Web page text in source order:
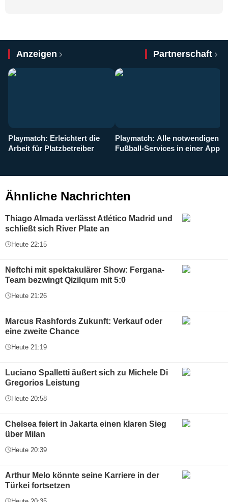
Anzeigen Partnerschaft
Playmatch: Erleichtert die
Arbeit für Platzbetreiber
Playmatch: Alle notwendigen
Fußball-Services in einer App
Ähnliche Nachrichten
Thiago Almada verlässt Atlético Madrid und
schließt sich River Plate an
Heute 22:15
Neftchi mit spektakulärer Show: Fergana-
Team bezwingt Qizilqum mit 5:0
Heute 21:26
Marcus Rashfords Zukunft: Verkauf oder
eine zweite Chance
Heute 21:19
Luciano Spalletti äußert sich zu Michele Di
Gregorios Leistung
Heute 20:58
Chelsea feiert in Jakarta einen klaren Sieg
über Milan
Heute 20:39
Arthur Melo könnte seine Karriere in der
Türkei fortsetzen